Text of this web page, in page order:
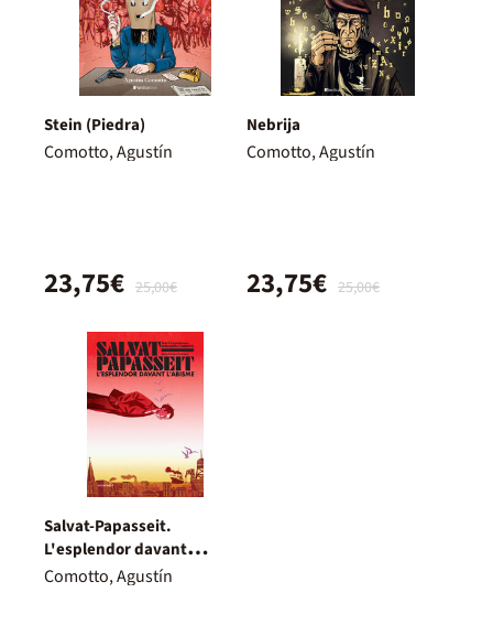
Stein (Piedra)
Comotto, Agustín
25,00€
23,75€
Nebrija
Comotto, Agustín
25,00€
23,75€
Salvat-Papasseit.
L'esplendor davant
l'abisme
Comotto, Agustín